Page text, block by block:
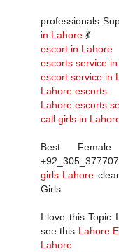
professionals
in Lahore 💃
escort in Lahore
escorts service
escort service in
Lahore escorts
Lahore escorts
call girls in
Best
girls Lahore
Girls
I love this Topic
see this Lahore
Lahore